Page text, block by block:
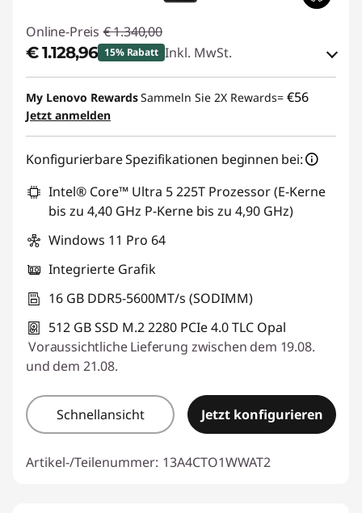
Online-Preis € 1.340,00
€ 1.128,96 15% Rabatt Inkl. MwSt.
eCoupon-Rabatt :-€ 211,04
eCoupon :THINKDEAL
My Lenovo RewardsSammeln Sie 2X Rewards= €56
Jetzt anmelden
Konfigurierbare Spezifikationen beginnen bei:
Intel® Core™ Ultra 5 225T Prozessor (E-Kerne
bis zu 4,40 GHz P-Kerne bis zu 4,90 GHz)
Windows 11 Pro 64
Integrierte Grafik
16 GB DDR5-5600MT/s (SODIMM)
512 GB SSD M.2 2280 PCIe 4.0 TLC Opal
Voraussichtliche Lieferung zwischen dem 19.08.
und dem 21.08.
Schnellansicht Jetzt konfigurieren
Artikel-/Teilenummer: 13A4CTO1WWAT2